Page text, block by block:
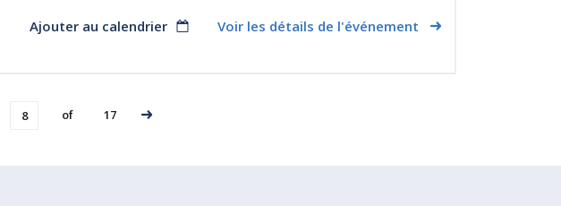
Ajouter au calendrier Voir les détails de l'événement
Page
8 of Page
17